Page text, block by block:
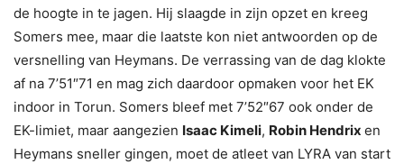
de hoogte in te jagen. Hij slaagde in zijn opzet en kreeg
Somers mee, maar die laatste kon niet antwoorden op de
versnelling van Heymans. De verrassing van de dag klokte
af na 7’51″71 en mag zich daardoor opmaken voor het EK
indoor in Torun. Somers bleef met 7’52″67 ook onder de
EK-limiet, maar aangezien Isaac Kimeli, Robin Hendrix en
Heymans sneller gingen, moet de atleet van LYRA van start